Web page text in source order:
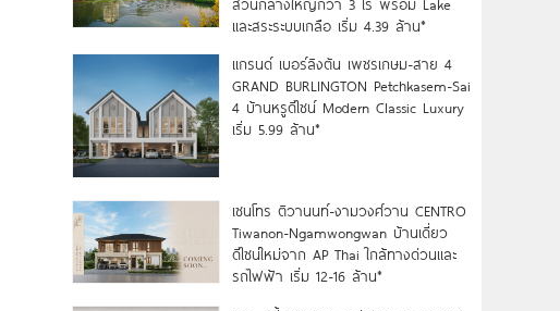
ส่วนกลางใหญ่กว่า 3 ไร่ พร้อม Lake
และสระระบบเกลือ เริ่ม 4.39 ล้าน*
แกรนด์ เบอร์ลิงตัน เพชรเกษม-สาย 4
GRAND BURLINGTON Petchkasem-Sai
4 บ้านหรูดีไซน์ Modern Classic Luxury
เริ่ม 5.99 ล้าน*
เซนโทร ติวานนท์-งามวงศ์วาน CENTRO
Tiwanon-Ngamwongwan บ้านเดี่ยว
ดีไซน์ใหม่จาก AP Thai ใกล้ทางด่วนและ
รถไฟฟ้า เริ่ม 12-16 ล้าน*